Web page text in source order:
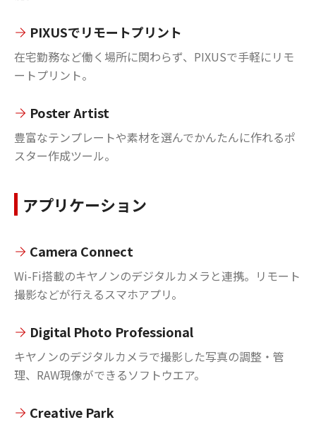
PIXUSでリモートプリント
在宅勤務など働く場所に関わらず、PIXUSで手軽にリモ
ートプリント。
Poster Artist
豊富なテンプレートや素材を選んでかんたんに作れるポ
スター作成ツール。
アプリケーション
Camera Connect
Wi-Fi搭載のキヤノンのデジタルカメラと連携。リモート
撮影などが行えるスマホアプリ。
Digital Photo Professional
キヤノンのデジタルカメラで撮影した写真の調整・管
理、RAW現像ができるソフトウエア。
Creative Park